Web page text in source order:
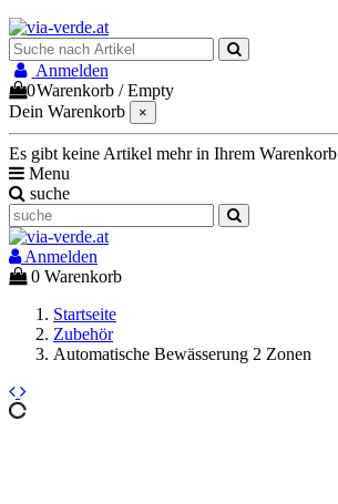
Anmelden
0Warenkorb /Empty
Dein Warenkorb
×
Es gibt keine Artikel mehr in Ihrem Warenkorb
Menu
suche
Anmelden
0 Warenkorb
Startseite
Zubehör
Automatische Bewässerung 2 Zonen